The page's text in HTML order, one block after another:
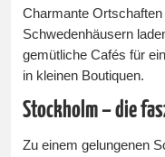
Charmante
Schwedenhäusern
gemütliche Cafés für
in kleinen Boutiquen.
Stockholm – die
Zu einem gelungenen